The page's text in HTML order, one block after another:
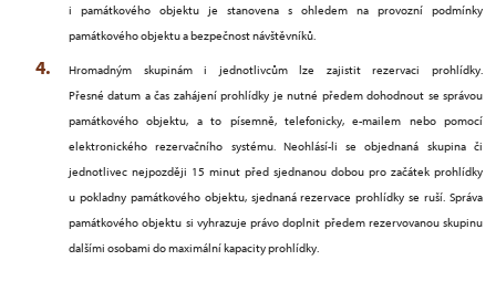
i památkového objektu je stanovena s ohledem na provozní podmínky
památkového objektu a bezpečnost návštěvníků.
Hromadným skupinám i jednotlivcům lze zajistit rezervaci prohlídky.
Přesné datum a čas zahájení prohlídky je nutné předem dohodnout se správou
památkového objektu, a to písemně, telefonicky, e-mailem nebo pomocí
elektronického rezervačního systému. Neohlásí-li se objednaná skupina či
jednotlivec nejpozději 15 minut před sjednanou dobou pro začátek prohlídky
u pokladny památkového objektu, sjednaná rezervace prohlídky se ruší. Správa
památkového objektu si vyhrazuje právo doplnit předem rezervovanou skupinu
dalšími osobami do maximální kapacity prohlídky.